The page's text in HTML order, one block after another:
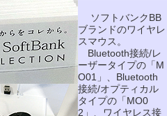
ソフトバンクBB
ブランドのワイヤレ
スマウス。
Bluetooth接続/レ
ーザータイプの「M
O01」、Bluetooth
接続/オプティカル
タイプの「MO0
2」、ワイヤレス接